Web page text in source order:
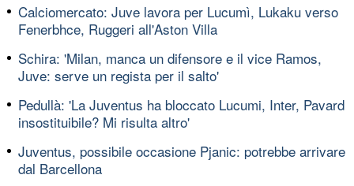
Calciomercato: Juve lavora per Lucumì, Lukaku verso
Fenerbhce, Ruggeri all'Aston Villa
Schira: 'Milan, manca un difensore e il vice Ramos,
Juve: serve un regista per il salto'
Pedullà: 'La Juventus ha bloccato Lucumi, Inter, Pavard
insostituibile? Mi risulta altro'
Juventus, possibile occasione Pjanic: potrebbe arrivare
dal Barcellona